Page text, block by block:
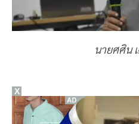
นายศศิน
X